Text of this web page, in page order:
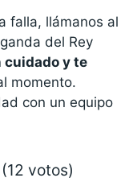
falla, llámanos al
del Rey
cuidado y te
momento.
con un equipo
votos)